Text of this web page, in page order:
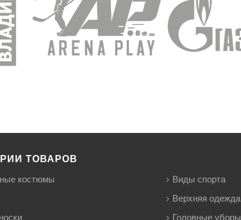
ТОВАРОВ
костюмы
Виды спорта
Верхняя одежда